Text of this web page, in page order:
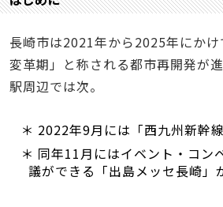
長崎市は2021年から2025年にか
変革期」と称される都市再開発が
駅周辺では次。
＊ 2022年9月には「西九州新幹
＊ 同年11月にはイベント・コン
議ができる「出島メッセ長崎」